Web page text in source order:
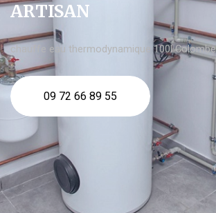
ARTISAN
chauffe eau thermodynamique 100l
09 72 66 89 55